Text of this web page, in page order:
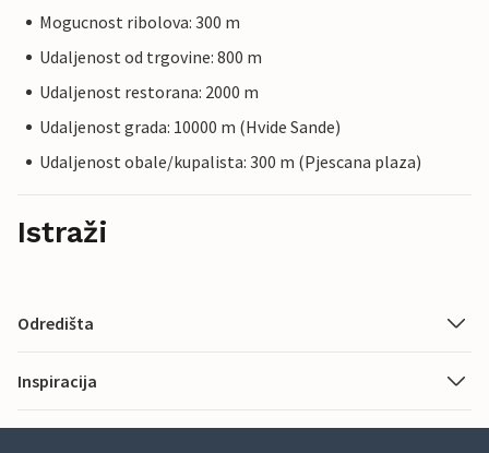
Mogucnost ribolova: 300 m
Udaljenost od trgovine: 800 m
Udaljenost restorana: 2000 m
Udaljenost grada: 10000 m (Hvide Sande)
Udaljenost obale/kupalista: 300 m (Pjescana plaza)
Istraži
Odredišta
Inspiracija